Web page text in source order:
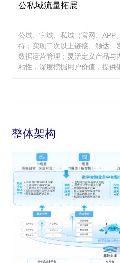
公私域流量拓展
公域、它域、私域（官网、APP
持；实现二次以上链接、触达、
数据运营管理；灵活定义产品与
粘性，深度挖掘用户价值，提供
整体架构